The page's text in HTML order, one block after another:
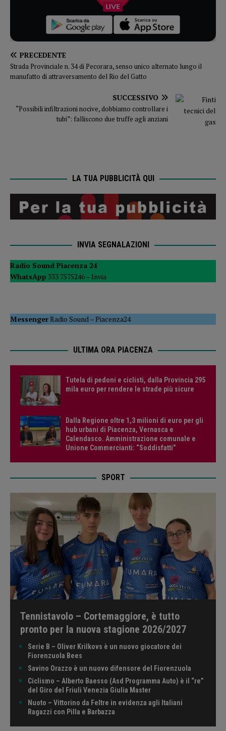
PRECEDENTE
Strada Provinciale n. 34 di Pecorara, senso unico alternato lungo il
manufatto di attraversamento del Rio del Gatto
SUCCESSIVO
“Possibili infiltrazioni nocive, dobbiamo controllare i
tubi”: falliscono due truffe agli anziani
LA TUA PUBBLICITÀ QUI
INVIA SEGNALAZIONI
Radio Sound Piacenza 24
WhatsApp 333 7575246 – Invia
MessengerRadio Sound –Piacenza24
ULTIMA ORA PIACENZA
Tutela di pedoni e ciclisti, dalla Provincia 295
mila euro per rendere le strade più sicure
Dalla Regione oltre 1,3 milioni di euro per gli
hub urbani di Piacenza, Vernasca e
Calendasco. Amministrazione comunale e
Unione Commercianti: “Soddisfatti”
SPORT
Tennistavolo – Cortemaggiore, è tutto
pronto per la nuova stagione 2026/2027
Serie B – Oliver Krilkovs è un nuovo giocatore dei
Fiorenzuola Bees
Savino Orazzo è un nuovo difensore del Fiorenzuola
Ciclismo – Alberto Baesso (Asd Programma Auto) è il “re”
del Giro del Friuli Venezia Giulia Master
Nuoto – Vittorino da Feltre in evidenza agli Italiani
Ragazzi con Pilla e Barbazza